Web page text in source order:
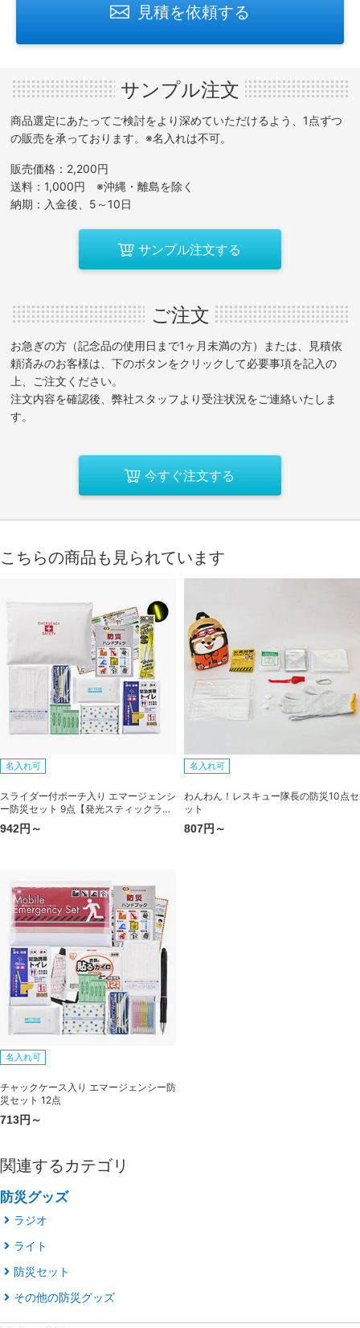
見積を依頼する
サンプル注文
商品選定にあたってご検討をより深めていただけるよう、1点ずつ
の販売を承っております。※名入れは不可。
販売価格：2,200円
送料：1,000円 ※沖縄・離島を除く
納期：入金後、5～10日
サンプル注文する
ご注文
お急ぎの方（記念品の使用日まで1ヶ月未満の方）または、見積依
頼済みのお客様は、下のボタンをクリックして必要事項を記入の
上、ご注文ください。
注文内容を確認後、弊社スタッフより受注状況をご連絡いたしま
す。
今すぐ注文する
こちらの商品も見られています
名入れ可
スライダー付ポーチ入り エマージェンシ
ー防災セット 9点【発光スティックライ
ト入り】
942円～
名入れ可
わんわん！レスキュー隊長の防災10点セ
ット
807円～
名入れ可
チャックケース入り エマージェンシー防
災セット 12点
713円～
関連するカテゴリ
防災グッズ
ラジオ
ライト
防災セット
その他の防災グッズ